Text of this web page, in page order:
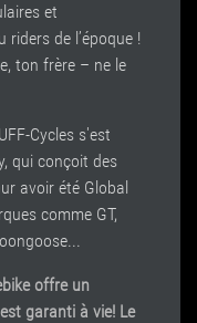
et
de l’époque !
ton frère – ne le
Cycles s'est
qui conçoit des
avoir été Global
comme GT,
offre un
garanti à vie! Le